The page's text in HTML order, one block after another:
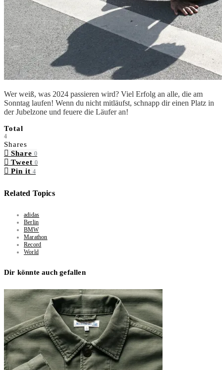
Wer weiß, was 2024 passieren wird? Viel Erfolg an alle, die am
Sonntag laufen! Wenn du nicht mitläufst, schnapp dir einen Platz in
der Jubelzone und feuere die Läufer an!
Total
4
Shares
Share 0
Tweet 0
Pin it 4
Related Topics
adidas
Berlin
BMW
Marathon
Record
World
Dir könnte auch gefallen